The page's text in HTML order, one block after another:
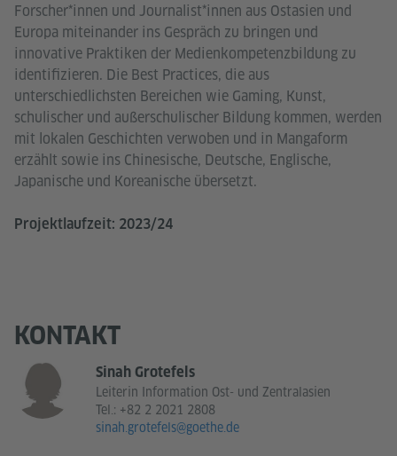
Forscher*innen und Journalist*innen aus Ostasien und
Europa miteinander ins Gespräch zu bringen und
innovative Praktiken der Medienkompetenzbildung zu
identifizieren. Die Best Practices, die aus
unterschiedlichsten Bereichen wie Gaming, Kunst,
schulischer und außerschulischer Bildung kommen, werden
mit lokalen Geschichten verwoben und in Mangaform
erzählt sowie ins Chinesische, Deutsche, Englische,
Japanische und Koreanische übersetzt.
Projektlaufzeit: 2023/24
KONTAKT
Sinah Grotefels
Leiterin Information Ost- und Zentralasien
Tel.: +82 2 2021 2808
sinah.grotefels@goethe.de